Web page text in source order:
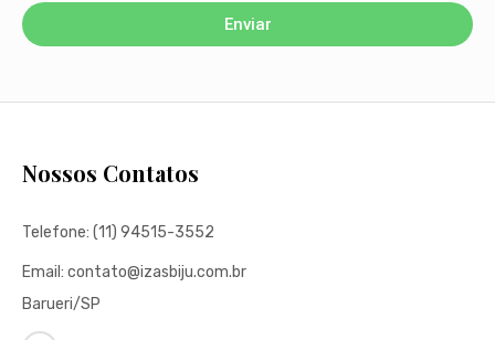
Enviar
Nossos Contatos
Telefone: (11) 94515-3552
Email: contato@izasbiju.com.br
Barueri/SP